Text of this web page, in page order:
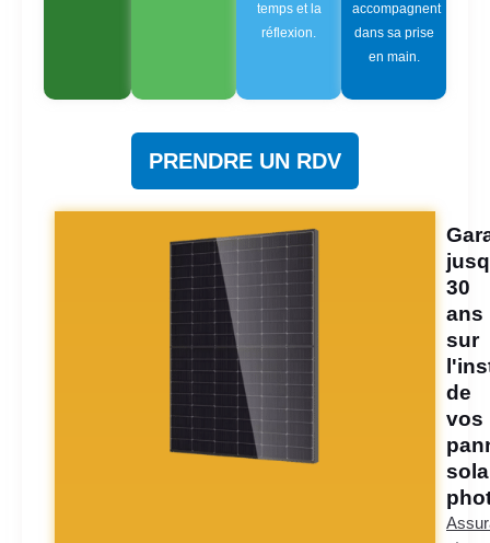
temps et la
réflexion.
accompagnent
dans sa prise
en main.
PRENDRE UN RDV
30
ans
sur
de
vos